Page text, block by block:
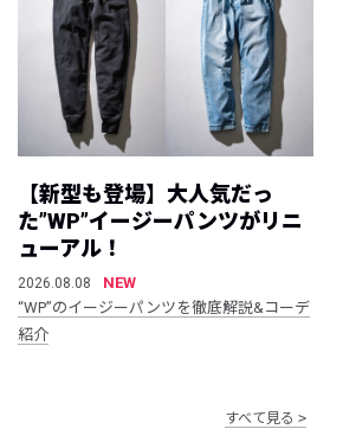
【新型も登場】大人気だっ
た”WP”イージーパンツがリニ
ューアル！
2026.08.08
NEW
“WP”のイージーパンツを徹底解説&コーデ
紹介
すべて見る